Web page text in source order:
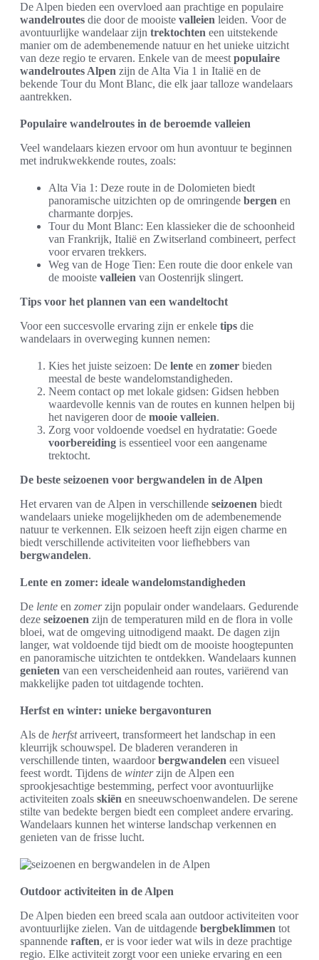
De Alpen bieden een overvloed aan prachtige en populaire
wandelroutes die door de mooiste valleien leiden. Voor de
avontuurlijke wandelaar zijn trektochten een uitstekende
manier om de adembenemende natuur en het unieke uitzicht
van deze regio te ervaren. Enkele van de meest populaire
wandelroutes Alpen zijn de Alta Via 1 in Italië en de
bekende Tour du Mont Blanc, die elk jaar talloze wandelaars
aantrekken.
Populaire wandelroutes in de beroemde valleien
Veel wandelaars kiezen ervoor om hun avontuur te beginnen
met indrukwekkende routes, zoals:
Alta Via 1: Deze route in de Dolomieten biedt
panoramische uitzichten op de omringende bergen en
charmante dorpjes.
Tour du Mont Blanc: Een klassieker die de schoonheid
van Frankrijk, Italië en Zwitserland combineert, perfect
voor ervaren trekkers.
Weg van de Hoge Tien: Een route die door enkele van
de mooiste valleien van Oostenrijk slingert.
Tips voor het plannen van een wandeltocht
Voor een succesvolle ervaring zijn er enkele tips die
wandelaars in overweging kunnen nemen:
Kies het juiste seizoen: De lente en zomer bieden
meestal de beste wandelomstandigheden.
Neem contact op met lokale gidsen: Gidsen hebben
waardevolle kennis van de routes en kunnen helpen bij
het navigeren door de mooie valleien.
Zorg voor voldoende voedsel en hydratatie: Goede
voorbereiding is essentieel voor een aangename
trektocht.
De beste seizoenen voor bergwandelen in de Alpen
Het ervaren van de Alpen in verschillende seizoenen biedt
wandelaars unieke mogelijkheden om de adembenemende
natuur te verkennen. Elk seizoen heeft zijn eigen charme en
biedt verschillende activiteiten voor liefhebbers van
bergwandelen.
Lente en zomer: ideale wandelomstandigheden
De lente en zomerzijn populair onder wandelaars. Gedurende
deze seizoenen zijn de temperaturen mild en de flora in volle
bloei, wat de omgeving uitnodigend maakt. De dagen zijn
langer, wat voldoende tijd biedt om de mooiste hoogtepunten
en panoramische uitzichten te ontdekken. Wandelaars kunnen
genieten van een verscheidenheid aan routes, variërend van
makkelijke paden tot uitdagende tochten.
Herfst en winter: unieke bergavonturen
Als de herfstarriveert, transformeert het landschap in een
kleurrijk schouwspel. De bladeren veranderen in
verschillende tinten, waardoorbergwandelen een visueel
feest wordt. Tijdens de winterzijn de Alpen een
sprookjesachtige bestemming, perfect voor avontuurlijke
activiteiten zoals skiën en sneeuwschoenwandelen. De serene
stilte van bedekte bergen biedt een compleet andere ervaring.
Wandelaars kunnen het winterse landschap verkennen en
genieten van de frisse lucht.
Outdoor activiteiten in de Alpen
De Alpen bieden een breed scala aan outdoor activiteiten voor
avontuurlijke zielen. Van de uitdagende bergbeklimmen tot
spannende raften, er is voor ieder wat wils in deze prachtige
regio. Elke activiteit zorgt voor een unieke ervaring en een